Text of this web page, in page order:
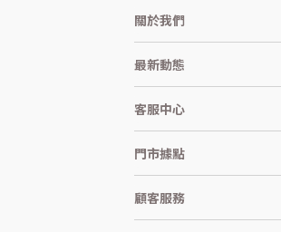
關於我們
最新動態
客服中心
門市據點
顧客服務